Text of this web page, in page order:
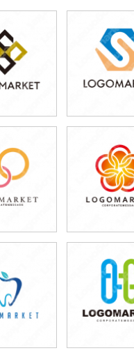
円
円)
39,800
(税込
円
円)
39,800
(税込43,780